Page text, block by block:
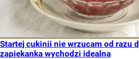
Startej cukinii nie wrzucam od razu
zapiekanka wychodzi idealna